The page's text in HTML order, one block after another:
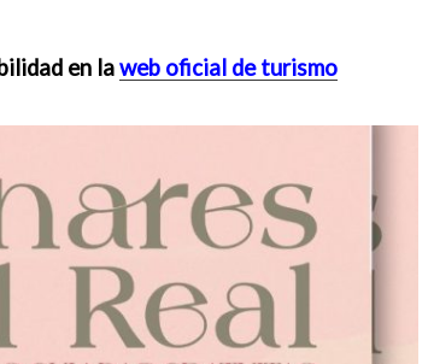
en laweb oficial de turismo